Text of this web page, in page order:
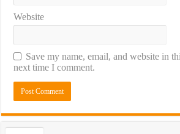
Website
Save my name, email, and website in
next time I comment.